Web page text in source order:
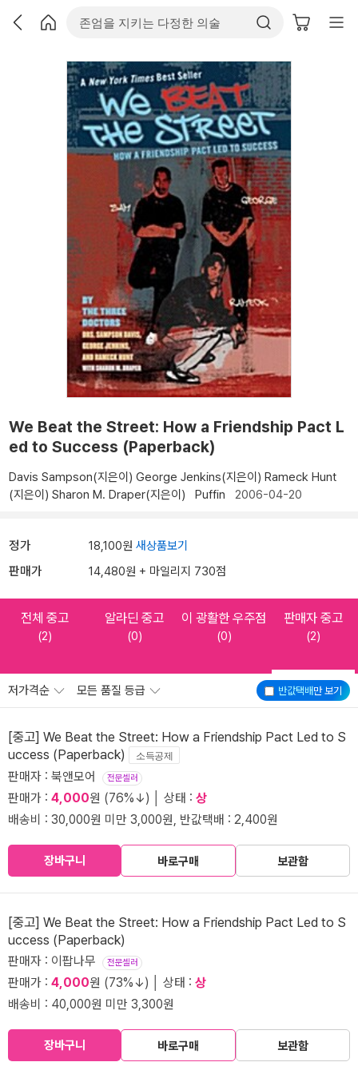
We Beat the Street: How a Friendship Pact L
ed to Success (Paperback)
Davis Sampson(지은이) George Jenkins(지은이) Rameck Hunt
(지은이) Sharon M. Draper(지은이) Puffin 2006-04-20
정가 18,100원 새상품보기
판매가 14,480원 + 마일리지 730점
전체 중고
(2)
알라딘 중고
(0)
이 광활한 우주점
(0)
판매자 중고
(2)
반값택배만 보기
저가격순 모든 품질 등급
[중고] We Beat the Street: How a Friendship Pact Led to S
uccess (Paperback)
소득공제
판매자 : 북앤모어 전문셀러
판매가 : 4,000원 (76%↓) │ 상태 : 상
배송비 : 30,000원 미만 3,000원, 반값택배 : 2,400원
장바구니 바로구매 보관함
[중고] We Beat the Street: How a Friendship Pact Led to S
uccess (Paperback)
판매자 : 이팝나무 전문셀러
판매가 : 4,000원 (73%↓) │ 상태 : 상
배송비 : 40,000원 미만 3,300원
장바구니 바로구매 보관함